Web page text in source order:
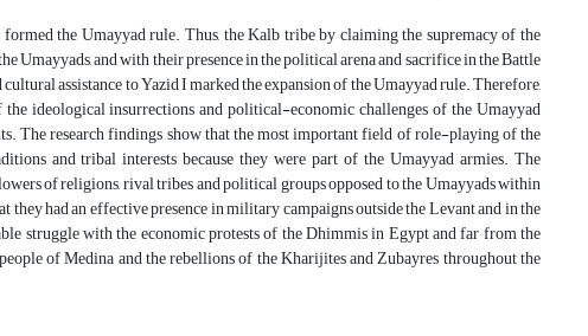
the Umayyad rule. Thus, the Kalb tribe by claiming the supremacy of the
Umayyads, and with their presence in the political arena and sacrifice in the Battle
assistance to Yazid I marked the expansion of the Umayyad rule. Therefore,
ideological insurrections and political-economic challenges of the Umayyad
The research findings show that the most important field of role-playing of the
and tribal interests because they were part of the Umayyad armies. The
of religions, rival tribes and political groups opposed to the Umayyads within
had an effective presence in military campaigns outside the Levant and in the
struggle with the economic protests of the Dhimmis in Egypt and far from the
of Medina and the rebellions of the Kharijites and Zubayres throughout the